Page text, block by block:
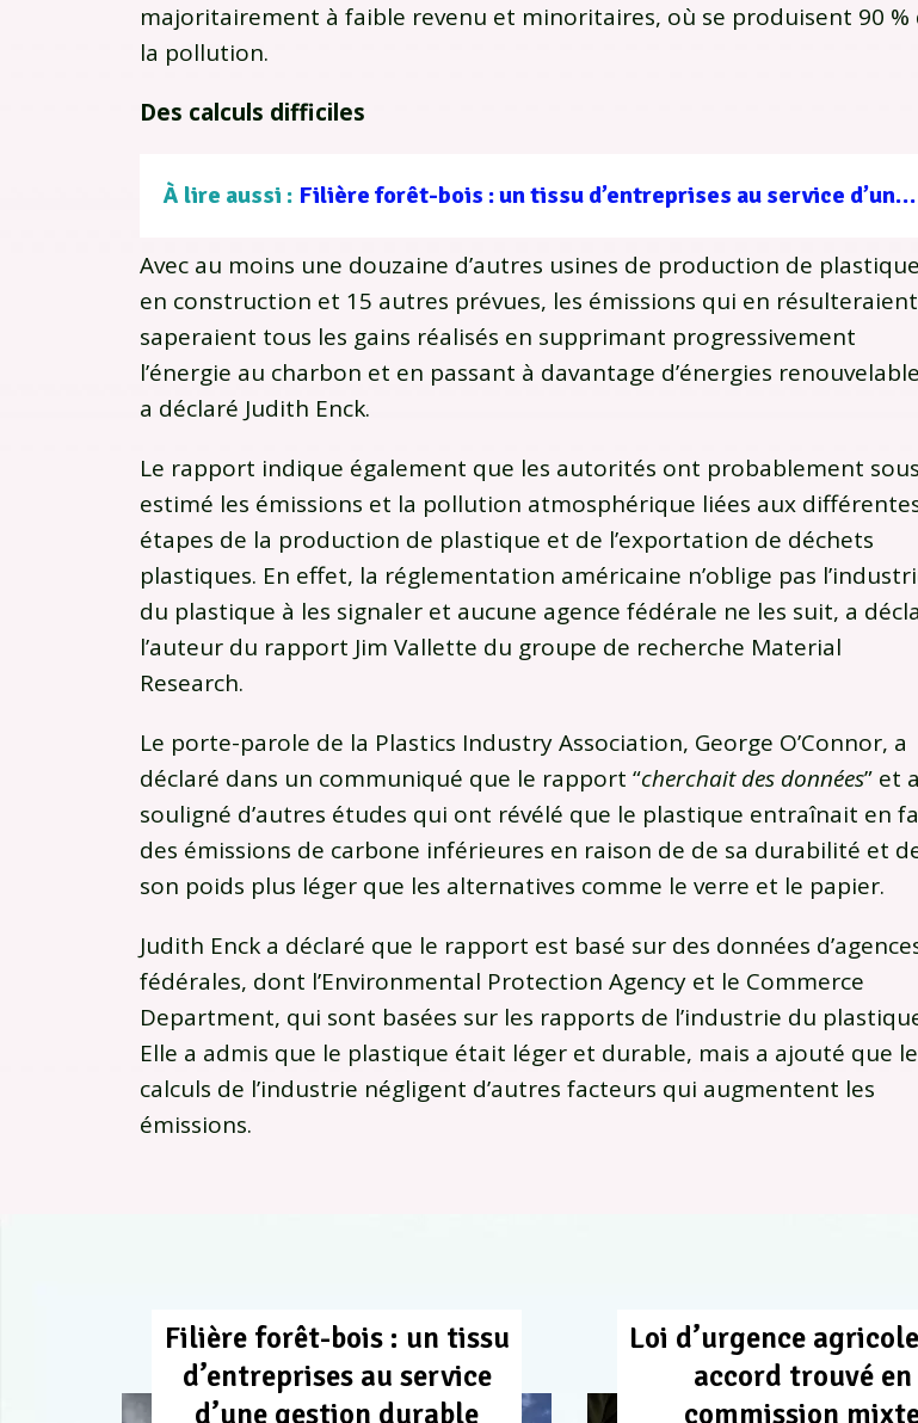
majoritairement à faible revenu et minoritaires, où se produisent 90 %
la pollution.
Des calculs difficiles
À lire aussi : Filière forêt-bois : un tissu d’entreprises au service d’une gestion durable
Avec au moins une douzaine d’autres usines de production de plastique
en construction et 15 autres prévues, les émissions qui en résulteraient
saperaient tous les gains réalisés en supprimant progressivement
l’énergie au charbon et en passant à davantage d’énergies
a déclaré Judith Enck.
Le rapport indique également que les autorités ont probablement
estimé les émissions et la pollution atmosphérique liées aux
étapes de la production de plastique et de l’exportation de déchets
plastiques. En effet, la réglementation américaine n’oblige pas
du plastique à les signaler et aucune agence fédérale ne les suit, a
l’auteur du rapport Jim Vallette du groupe de recherche Material
Research.
Le porte-parole de la Plastics Industry Association, George O’Connor, a
déclaré dans un communiqué que le rapport “cherchait des données” et a
souligné d’autres études qui ont révélé que le plastique entraînait en
des émissions de carbone inférieures en raison de de sa durabilité et
son poids plus léger que les alternatives comme le verre et le papier.
Judith Enck a déclaré que le rapport est basé sur des données
fédérales, dont l’Environmental Protection Agency et le Commerce
Department, qui sont basées sur les rapports de l’industrie du
Elle a admis que le plastique était léger et durable, mais a ajouté que
calculs de l’industrie négligent d’autres facteurs qui augmentent les
émissions.
Filière forêt-bois : un tissu
d’entreprises au service
d’une gestion durable
Loi d’urgence
accord trouvé en
commission